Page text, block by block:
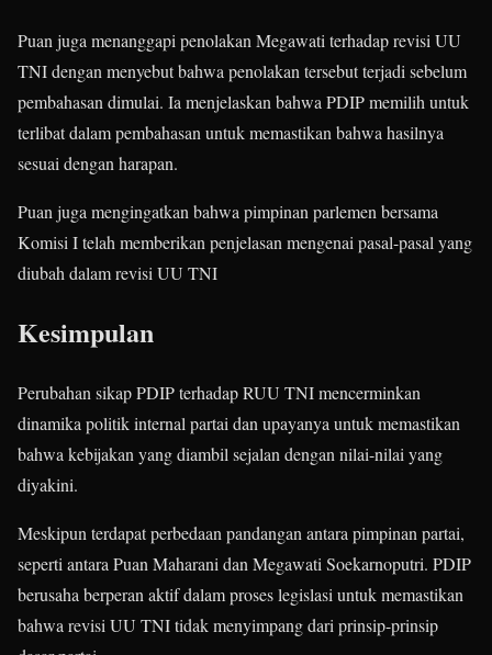
Puan juga menanggapi penolakan Megawati terhadap revisi UU
TNI dengan menyebut bahwa penolakan tersebut terjadi sebelum
pembahasan dimulai. Ia menjelaskan bahwa PDIP memilih untuk
terlibat dalam pembahasan untuk memastikan bahwa hasilnya
sesuai dengan harapan.
Puan juga mengingatkan bahwa pimpinan parlemen bersama
Komisi I telah memberikan penjelasan mengenai pasal-pasal yang
diubah dalam revisi UU TNI
Kesimpulan
Perubahan sikap PDIP terhadap RUU TNI mencerminkan
dinamika politik internal partai dan upayanya untuk memastikan
bahwa kebijakan yang diambil sejalan dengan nilai-nilai yang
diyakini.
Meskipun terdapat perbedaan pandangan antara pimpinan partai,
seperti antara Puan Maharani dan Megawati Soekarnoputri. PDIP
berusaha berperan aktif dalam proses legislasi untuk memastikan
bahwa revisi UU TNI tidak menyimpang dari prinsip-prinsip